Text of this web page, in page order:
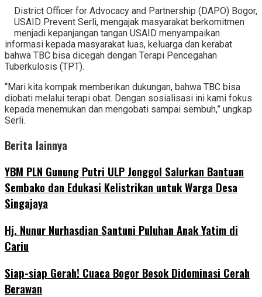
District Officer for Advocacy and Partnership (DAPO) Bogor,
USAID Prevent Serli, mengajak masyarakat berkomitmen
menjadi kepanjangan tangan USAID menyampaikan
informasi kepada masyarakat luas, keluarga dan kerabat
bahwa TBC bisa dicegah dengan Terapi Pencegahan
Tuberkulosis (TPT).
“Mari kita kompak memberikan dukungan, bahwa TBC bisa
diobati melalui terapi obat. Dengan sosialisasi ini kami fokus
kepada menemukan dan mengobati sampai sembuh,” ungkap
Serli.
Berita lainnya
YBM PLN Gunung Putri ULP Jonggol Salurkan Bantuan
Sembako dan Edukasi Kelistrikan untuk Warga Desa
Singajaya
Hj. Nunur Nurhasdian Santuni Puluhan Anak Yatim di
Cariu
‎Siap-siap Gerah! Cuaca Bogor Besok Didominasi Cerah
Berawan‎